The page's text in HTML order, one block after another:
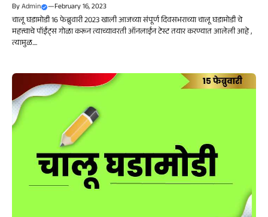
ByAdmin —February 16, 2023
चालू घडामोडी 16 फेब्रुवारी 2023 खाली आजच्या संपूर्ण दिवसभराच्या चालू घडामोडी चे
महत्त्वाचे पॉईंट्स गोळा करून त्याच्यावरती ऑनलाईन टेस्ट तयार करण्यात आलेली आहे ,
त्यामुळ....